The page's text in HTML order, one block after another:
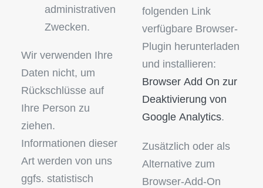
administrativen
Zwecken.
Wir verwenden Ihre
Daten nicht, um
Rückschlüsse auf
Ihre Person zu
ziehen.
Informationen dieser
Art werden von uns
ggfs. statistisch
folgenden Link
verfügbare Browser-
Plugin herunterladen
und installieren:
Browser Add On zur
Deaktivierung von
Google Analytics.
Zusätzlich oder als
Alternative zum
Browser-Add-On